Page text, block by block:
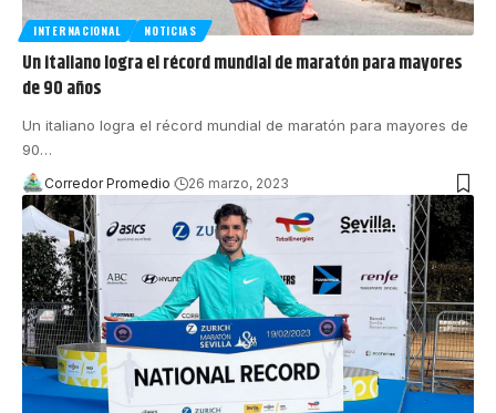
INTERNACIONAL NOTICIAS
Un italiano logra el récord mundial de maratón para mayores
de 90 años
Un italiano logra el récord mundial de maratón para mayores de
90…
Corredor Promedio 26 marzo, 2023